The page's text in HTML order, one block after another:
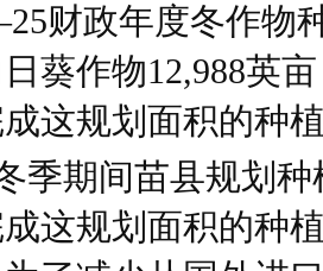
财政年度冬作物
葵作物12,988英
这规划面积的种
季期间苗县规划种
这规划面积的种